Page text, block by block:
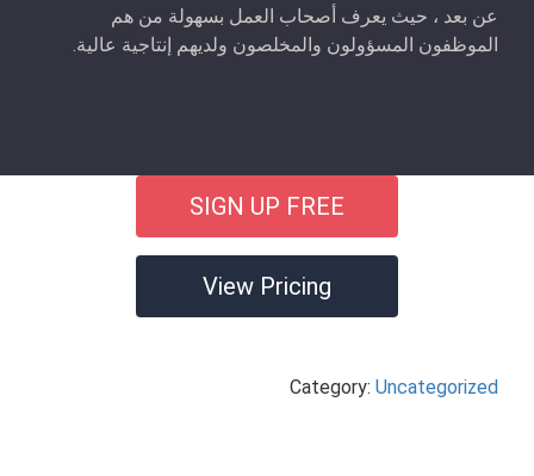
عن بعد ، حيث يعرف أصحاب العمل بسهولة من هم
الموظفون المسؤولون والمخلصون ولديهم إنتاجية عالية.
SIGN UP FREE
View Pricing
Category: Uncategorized